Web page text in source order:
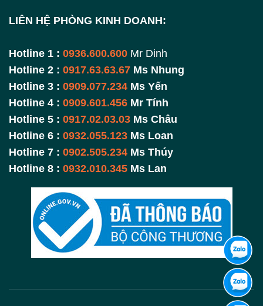
LIÊN HỆ PHÒNG KINH DOANH:
Hotline 1 : 0936.600.600 Mr Dinh
Hotline 2 : 0917.63.63.67 Ms Nhung
Hotline 3 : 0909.077.234 Ms Yến
Hotline 4 : 0909.601.456 Mr Tính
Hotline 5 : 0917.02.03.03 Ms Châu
Hotline 6 : 0932.055.123 Ms Loan
Hotline 7 : 0902.505.234 Ms Thúy
Hotline 8 : 0932.010.345 Ms Lan